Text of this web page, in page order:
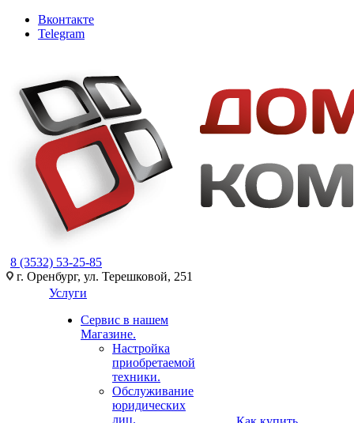
Вконтакте
Telegram
8 (3532) 53-25-85
г. Оренбург, ул. Терешковой, 251
Услуги
Сервис в нашем
Магазине.
Настройка
приобретаемой
техники.
Обслуживание
юридических
лиц.